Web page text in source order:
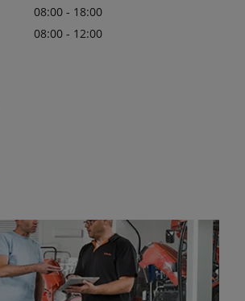
08:00 - 18:00
08:00 - 12:00